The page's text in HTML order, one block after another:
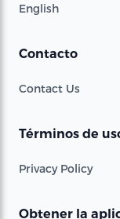
English
Contacto
Contact Us
Términos de
Privacy Policy
Obtener la